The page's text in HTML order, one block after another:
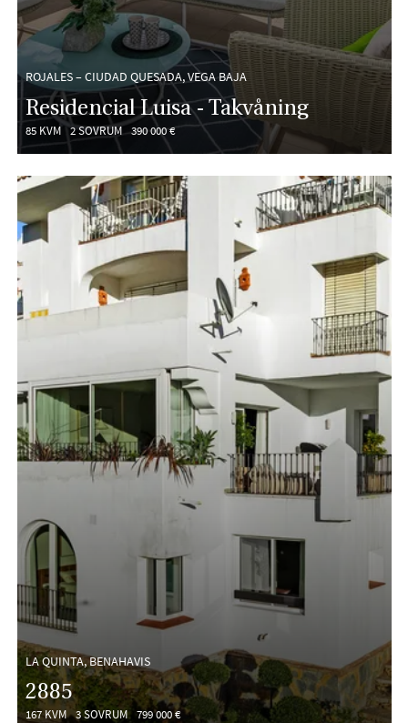
ROJALES – CIUDAD QUESADA, VEGA BAJA
Residencial Luisa - Takvåning
85 KVM 2 SOVRUM 390 000 €
LA QUINTA, BENAHAVIS
2885
167 KVM 3 SOVRUM 799 000 €